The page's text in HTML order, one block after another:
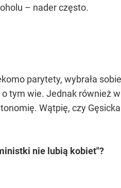
– nader często.
parytety, wybrała
o tym wie. Jednak również
Wątpię, czy
nie lubią kobiet"?